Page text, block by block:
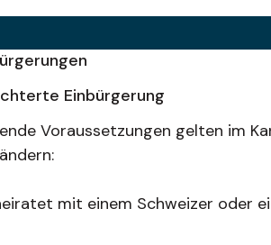
Einbürgerung
Voraussetzungen gelten im
mit einem Schweizer oder